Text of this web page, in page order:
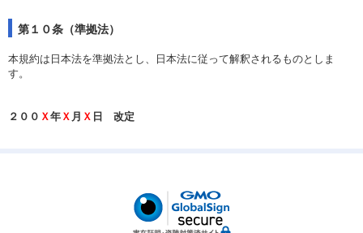
第１０条（準拠法）
本規約は日本法を準拠法とし、日本法に従って解釈されるものとしま
す。
２００ Ｘ 年 Ｘ 月 Ｘ 日 改定